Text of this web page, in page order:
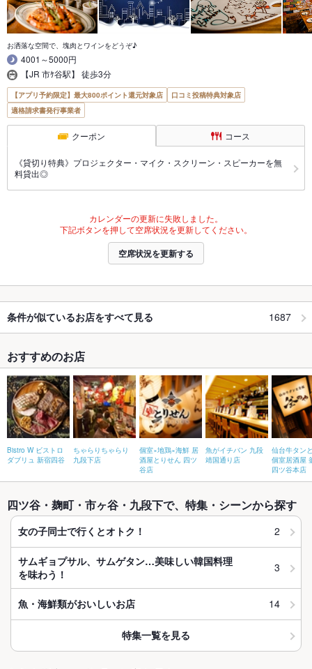
お洒落な空間で、塊肉とワインをどうぞ♪
4001～5000円
【JR 市ｹ谷駅】 徒歩3分
【アプリ予約限定】最大800ポイント還元対象店
口コミ投稿特典対象店
適格請求書発行事業者
クーポン コース
《貸切り特典》プロジェクター・マイク・スクリーン・スピーカーを無
料貸出◎
カレンダーの更新に失敗しました。
下記ボタンを押して空席状況を更新してください。
空席状況を更新する
条件が似ているお店をすべて見る 1687
おすすめのお店
Bistro W ビストロ
ダブリュ 新宿四谷
ちゃらりちゃらり
九段下店
個室×地鶏×海鮮 居
酒屋とりせん 四ツ
谷店
魚がイチバン 九段
靖国通り店
仙台牛タン
個室居酒屋
四ツ谷本店
四ツ谷・麹町・市ヶ谷・九段下で、特集・シーンから探す
女の子同士で行くとオトク！ 2
サムギョプサル、サムゲタン…美味しい韓国料理
を味わう！
3
魚・海鮮類がおいしいお店 14
特集一覧を見る